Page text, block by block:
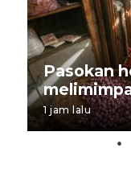
Pasokan
1 jam lalu